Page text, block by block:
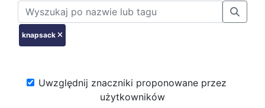
knapsack
Uwzględnij znaczniki proponowane przez
użytkowników